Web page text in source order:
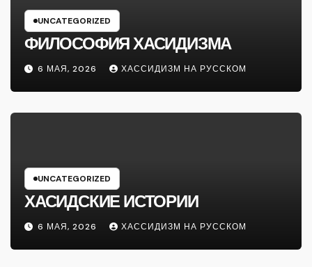
UNCATEGORIZED
ФИЛОСОФИЯ ХАСИДИЗМА
6 МАЯ, 2026 ХАССИДИЗМ НА РУССКОМ
UNCATEGORIZED
ХАСИДСКИЕ ИСТОРИИ
6 МАЯ, 2026 ХАССИДИЗМ НА РУССКОМ